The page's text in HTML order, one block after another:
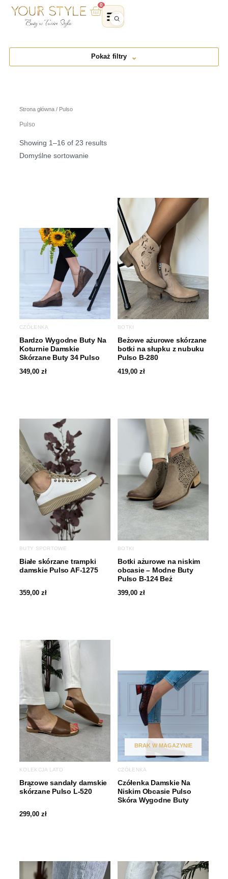
0
Wózek
Pokaż filtry
Strona główna / Pulso
Pulso
Showing 1–16 of 23 results
CZÓŁENKA
Bardzo Wygodne Buty Na
Koturnie Damskie
Skórzane Buty 34 Pulso
349,00 zł
BOTKI
Beżowe ażurowe skórzane
botki na słupku z nubuku
Pulso B-280
419,00 zł
BUTY SPORTOWE
Białe skórzane trampki
damskie Pulso AF-1275
359,00 zł
BOTKI
Botki ażurowe na niskim
obcasie – Modne Buty
Pulso B-124 Beż
399,00 zł
KOLEKCJA LATO
Brązowe sandały damskie
skórzane Pulso L-520
299,00 zł
BRAK W MAGAZYNIE
CZÓŁENKA
Czółenka Damskie Na
Niskim Obcasie Pulso
Skóra Wygodne Buty